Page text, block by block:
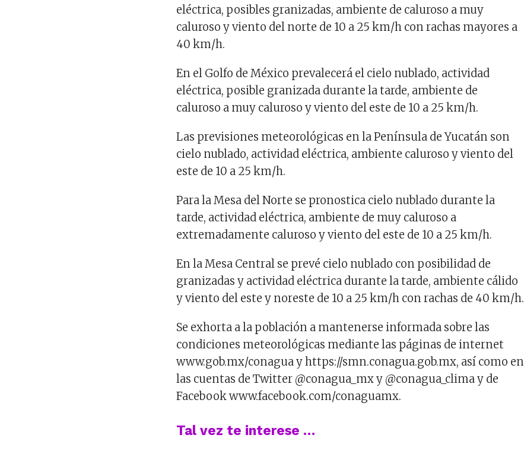
eléctrica, posibles granizadas, ambiente de caluroso a muy
caluroso y viento del norte de 10 a 25 km/h con rachas mayores a
40 km/h.
En el Golfo de México prevalecerá el cielo nublado, actividad
eléctrica, posible granizada durante la tarde, ambiente de
caluroso a muy caluroso y viento del este de 10 a 25 km/h.
Las previsiones meteorológicas en la Península de Yucatán son
cielo nublado, actividad eléctrica, ambiente caluroso y viento del
este de 10 a 25 km/h.
Para la Mesa del Norte se pronostica cielo nublado durante la
tarde, actividad eléctrica, ambiente de muy caluroso a
extremadamente caluroso y viento del este de 10 a 25 km/h.
En la Mesa Central se prevé cielo nublado con posibilidad de
granizadas y actividad eléctrica durante la tarde, ambiente cálido
y viento del este y noreste de 10 a 25 km/h con rachas de 40 km/h.
Se exhorta a la población a mantenerse informada sobre las
condiciones meteorológicas mediante las páginas de internet
www.gob.mx/conagua y https://smn.conagua.gob.mx, así como en
las cuentas de Twitter @conagua_mx y @conagua_clima y de
Facebook www.facebook.com/conaguamx.
Tal vez te interese …